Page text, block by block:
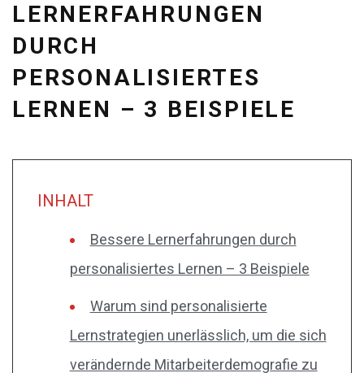
LERNERFAHRUNGEN
DURCH
PERSONALISIERTES
LERNEN – 3 BEISPIELE
INHALT
Bessere Lernerfahrungen durch
personalisiertes Lernen – 3 Beispiele
Warum sind personalisierte
Lernstrategien unerlässlich, um die sich
verändernde Mitarbeiterdemografie zu